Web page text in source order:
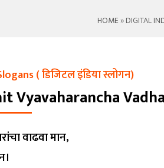
HOME»DIGITAL
( डिजिटल इंडिया स्लोगन)
Vyavaharancha
वाढवा मान,